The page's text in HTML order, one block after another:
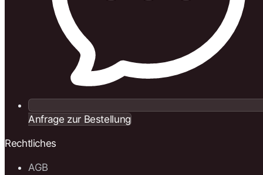
Anfrage zur Bestellung
Rechtliches
AGB